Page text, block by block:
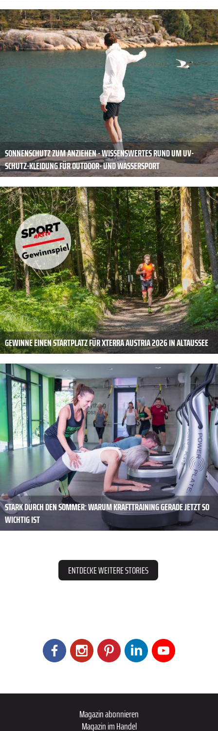
SONNENSCHUTZ ZUM ANZIEHEN - WISSENSWERTES RUND UM UV-
SCHUTZ-KLEIDUNG FÜR OUTDOOR- UND WASSERSPORT
GEWINNE EINEN STARTPLATZ FÜR XTERRA AUSTRIA 2026 IN ALTAUSSEE
STARK DURCH DEN SOMMER: WARUM KRAFTTRAINING GERADE JETZT SO
WICHTIG IST
ENTDECKE WEITERE STORIES
Magazin abonnieren
Magazin im Handel